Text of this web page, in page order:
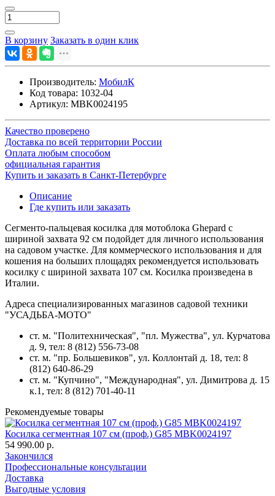
В корзину Заказать в один клик
Производитель: МобилК
Код товара: 1032-04
Артикул: MBK0024195
Качество проверено
Доставка по всей территории России
Оплата любым способом
официальная гарантия
Купить и заказать в Санкт-Петербурге
Описание
Где купить или заказать
Сегменто-пальцевая косилка для мотоблока Ghepard с
шириной захвата 92 см подойдет для личного использования
на садовом участке. Для коммерческого использования и для
кошения на больших площадях рекомендуется использовать
косилку с шириной захвата 107 см. Косилка произведена в
Италии.
Адреса специализированных магазинов садовой техники
"УСАДЬБА-МОТО"
ст. м. "Политехническая", "пл. Мужества", ул. Курчатова
д. 9, тел: 8 (812) 556-73-08
ст. м. "пр. Большевиков", ул. Коллонтай д. 18, тел: 8
(812) 640-86-29
ст. м. "Купчино", "Международная", ул. Димитрова д. 15
к.1 , тел: 8 (812) 701-40-11
Рекомендуемые товары
Косилка сегментная 107 см (проф.) G85 MBK0024197
54 990.00 р.
Закончился
Профессиональные консультации
Доставка
Выгодные условия